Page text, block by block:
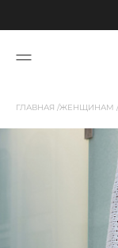
ГЛАВНАЯ ЖЕНЩИНАМ